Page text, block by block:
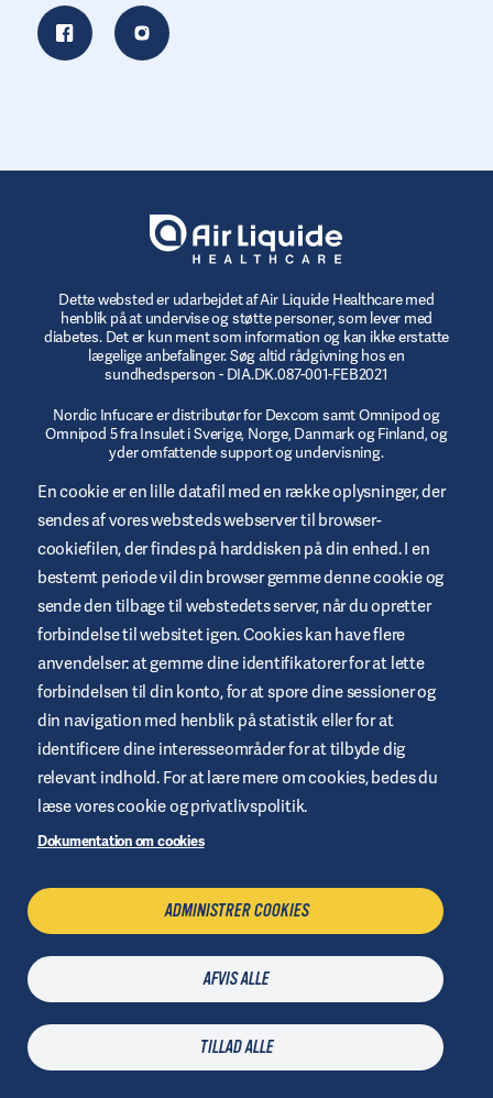
Dette websted er udarbejdet af Air Liquide Healthcare med
henblik på at undervise og støtte personer, som lever med
diabetes. Det er kun ment som information og kan ikke erstatte
lægelige anbefalinger. Søg altid rådgivning hos en
sundhedsperson - DIA.DK.087-001-FEB2021
Nordic Infucare er distributør for Dexcom samt Omnipod og
Omnipod 5 fra Insulet i Sverige, Norge, Danmark og Finland, og
yder omfattende support og undervisning.
Dexcom-produkter fremstilles af Dexcom, Inc. 6340 Sequence
Drive San Diego, CA 92121 USA. dexcom.com. Dexcom G7 og
Dexcom G6 er CE-mærket i henhold til MDR (EU) 2017/745.
© 2023/2024 Insulet Corporation producent. Omnipod,
Omnipod-logoet, DASH, DASH-logoet og Podder er varemærker
eller registrerede varemærker tilhørende Insulet Corporation i
USA og andre jurisdiktioner. myomnipod.com Omnipod DASH
og Omnipod 5 er CE-mærket i henhold til MDR (EU) 2017/745.
Vilkår og betingelser for websted
Fortrolighetspolitik
Oversigt over websted
KONTAKT OS
En cookie er en lille datafil med en række oplysninger, der
sendes af vores websteds webserver til browser-
cookiefilen, der findes på harddisken på din enhed. I en
bestemt periode vil din browser gemme denne cookie og
sende den tilbage til webstedets server, når du opretter
forbindelse til websitet igen. Cookies kan have flere
anvendelser: at gemme dine identifikatorer for at lette
forbindelsen til din konto, for at spore dine sessioner og
din navigation med henblik på statistik eller for at
identificere dine interesseområder for at tilbyde dig
relevant indhold. For at lære mere om cookies, bedes du
læse vores cookie og privatlivspolitik.
Dokumentation om cookies
ADMINISTRER COOKIES
AFVIS ALLE
TILLAD ALLE